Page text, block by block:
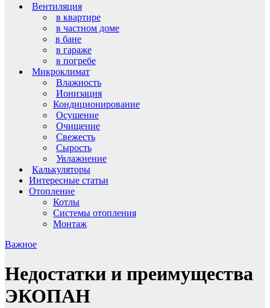
Вентиляция
в квартире
в частном доме
в бане
в гараже
в погребе
Микроклимат
Влажность
Ионизация
Кондиционирование
Осушение
Очищение
Свежесть
Сырость
Увлажнение
Калькуляторы
Интересные статьи
Отопление
Котлы
Системы отопления
Монтаж
Важное
Недостатки и преимущества
ЭКОПАН